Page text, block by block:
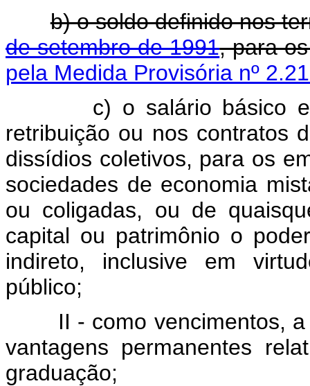
b) o soldo definido nos
de setembro de 1991, para
pela Medida Provisória nº
c) o salário básico
retribuição ou nos contratos
dissídios coletivos, para os
sociedades de economia
ou coligadas, ou de
capital ou patrimônio o
indireto, inclusive em
público;
II - como vencimentos,
vantagens permanentes
graduação;